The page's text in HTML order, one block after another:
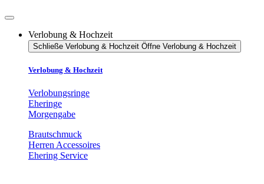
Verlobung & Hochzeit
Schließe Verlobung & Hochzeit Öffne Verlobung & Hochzeit
Verlobung & Hochzeit
Verlobungsringe
Eheringe
Morgengabe
Brautschmuck
Herren Accessoires
Ehering Service